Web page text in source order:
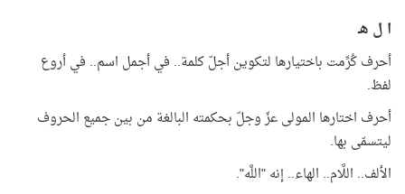
ا ل هـ
أحرف كُرِّمت باختيارها لتكوين أجلّ كلمة.. في أجمل اسم.. في أروع
لفظ.
أحرف اختارها المولى عزّ وجلّ بحكمته البالغة من بين جميع الحروف
ليتسمّى بها.
الألف.. اللَّام.. الهاء.. إنه "اللَّه".